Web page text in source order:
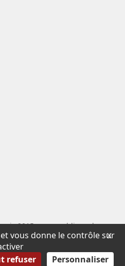
2015, nous publions des
que nous aimons
X
vous donne le contrôle sur
refuser Personnaliser